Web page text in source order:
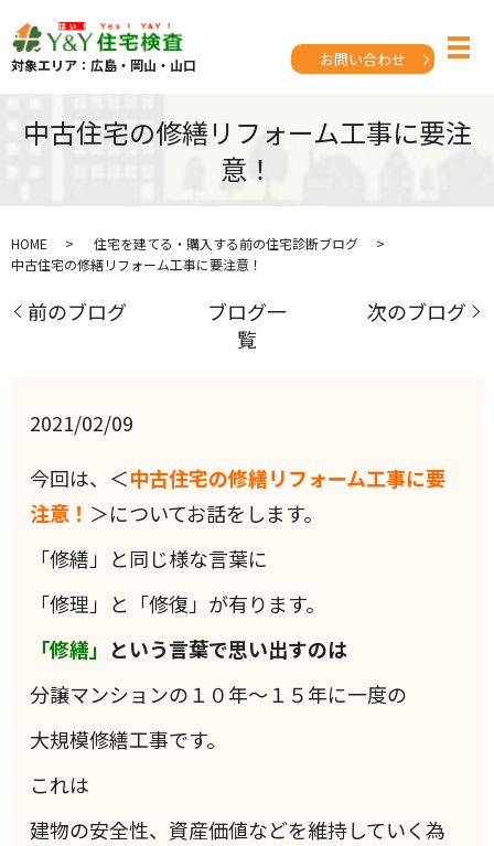
対象エリア：広島・岡山・山口 お問い合わせ
中古住宅の修繕リフォーム工事に要注
意！
HOME
住宅を建てる・購入する前の住宅診断ブログ
中古住宅の修繕リフォーム工事に要注意！
前のブログ
ブログ一
覧
次のブログ
2021/02/09
今回は、＜中古住宅の修繕リフォーム工事に要
注意！ ＞についてお話をします。
「修繕」と同じ様な言葉に
「修理」と「修復」が有ります。
「修繕」 という言葉で思い出すのは
分譲マンションの１０年～１５年に一度の
大規模修繕工事です。
これは
建物の安全性、資産価値などを維持していく為